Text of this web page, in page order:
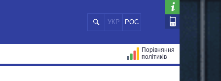
УКР РОС
Порівняння
політиків